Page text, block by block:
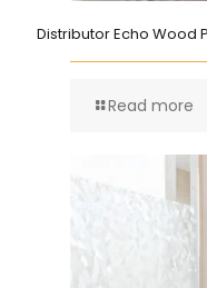
Distributor Echo Wood
Read more